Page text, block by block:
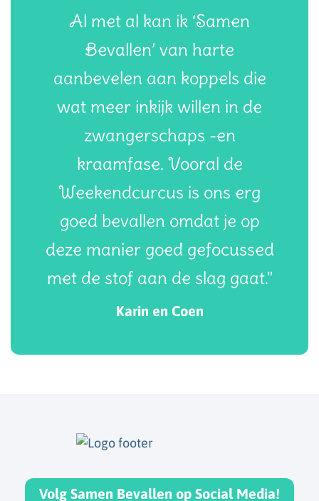
Al met al kan ik ‘Samen
Bevallen’ van harte
aanbevelen aan koppels die
wat meer inkijk willen in de
zwangerschaps -en
kraamfase. Vooral de
Weekendcurcus is ons erg
goed bevallen omdat je op
deze manier goed gefocussed
met de stof aan de slag gaat."
Karin en Coen
Volg Samen Bevallen op Social Media!